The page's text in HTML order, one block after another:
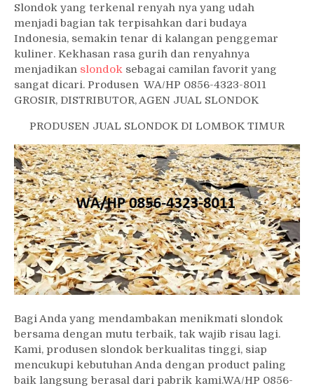
Slondok yang terkenal renyah nya yang udah
menjadi bagian tak terpisahkan dari budaya
Indonesia, semakin tenar di kalangan penggemar
kuliner. Kekhasan rasa gurih dan renyahnya
menjadikan slondok sebagai camilan favorit yang
sangat dicari. Produsen WA/HP 0856-4323-8011
GROSIR, DISTRIBUTOR, AGEN JUAL SLONDOK
PRODUSEN JUAL SLONDOK DI LOMBOK TIMUR
Bagi Anda yang mendambakan menikmati slondok
bersama dengan mutu terbaik, tak wajib risau lagi.
Kami, produsen slondok berkualitas tinggi, siap
mencukupi kebutuhan Anda dengan product paling
baik langsung berasal dari pabrik kami.WA/HP 0856-